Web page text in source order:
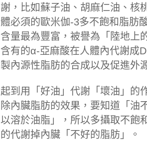
謝，比如蘇子油、胡麻仁油、核
體必須的歐米伽-3多不飽和脂肪
含量最為豐富，被譽為「陸地上
含有的α-亞麻酸在人體內代謝成
製內源性脂肪的合成以及促進外
起到用「好油」代謝「壞油」的
除內臟脂肪的效果，要知道「油
以溶於油脂」，所以多攝取不飽
的代謝掉內臟「不好的脂肪」。